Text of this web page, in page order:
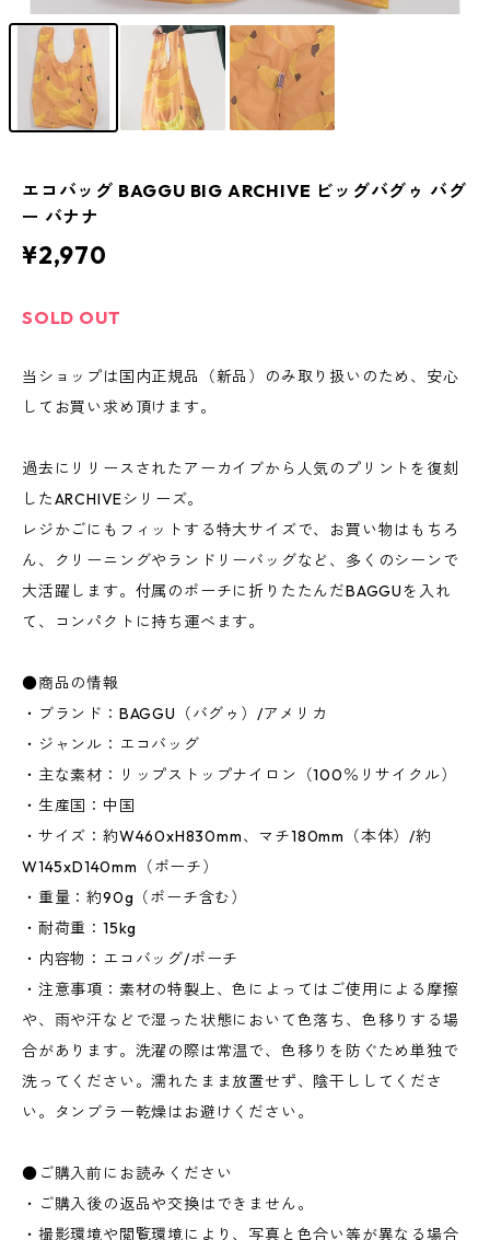
エコバッグ BAGGU BIG ARCHIVE ビッグバグゥ バグ
ー バナナ
¥2,970
SOLD OUT
当ショップは国内正規品（新品）のみ取り扱いのため、安心
してお買い求め頂けます。
過去にリリースされたアーカイブから人気のプリントを復刻
したARCHIVEシリーズ。
レジかごにもフィットする特大サイズで、お買い物はもちろ
ん、クリーニングやランドリーバッグなど、多くのシーンで
大活躍します。付属のポーチに折りたたんだBAGGUを入れ
て、コンパクトに持ち運べます。
●商品の情報
・ブランド：BAGGU（バグゥ）/アメリカ
・ジャンル：エコバッグ
・主な素材：リップストップナイロン（100％リサイクル）
・生産国：中国
・サイズ：約W460xH830mm、マチ180mm（本体）/約
W145xD140mm（ポーチ）
・重量：約90g（ポーチ含む）
・耐荷重：15kg
・内容物：エコバッグ/ポーチ
・注意事項：素材の特製上、色によってはご使用による摩擦
や、雨や汗などで湿った状態において色落ち、色移りする場
合があります。洗濯の際は常温で、色移りを防ぐため単独で
洗ってください。濡れたまま放置せず、陰干ししてくださ
い。タンブラー乾燥はお避けください。
●ご購入前にお読みください
・ご購入後の返品や交換はできません。
・撮影環境や閲覧環境により、写真と色合い等が異なる場合